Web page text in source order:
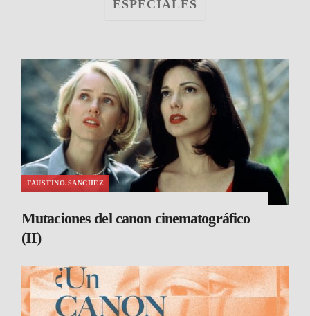
ESPECIALES
FAUSTINO.SANCHEZ
Mutaciones del canon cinematográfico
(II)